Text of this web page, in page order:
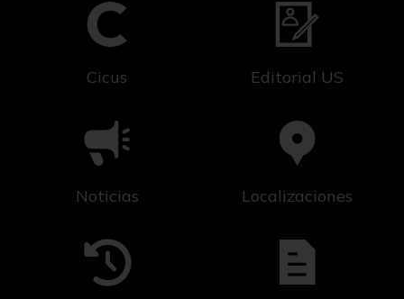
Cicus Editorial US
Noticias Localizaciones